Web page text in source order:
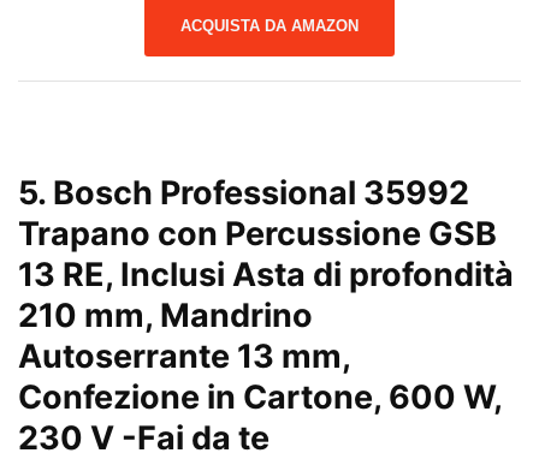
ACQUISTA DA AMAZON
5. Bosch Professional 35992
Trapano con Percussione GSB
13 RE, Inclusi Asta di profondità
210 mm, Mandrino
Autoserrante 13 mm,
Confezione in Cartone, 600 W,
230 V -Fai da te